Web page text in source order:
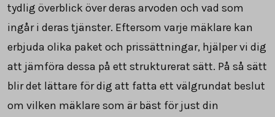
tydlig överblick över deras arvoden och vad som
ingår i deras tjänster. Eftersom varje mäklare kan
erbjuda olika paket och prissättningar, hjälper vi dig
att jämföra dessa på ett strukturerat sätt. På så sätt
blir det lättare för dig att fatta ett välgrundat beslut
om vilken mäklare som är bäst för just din